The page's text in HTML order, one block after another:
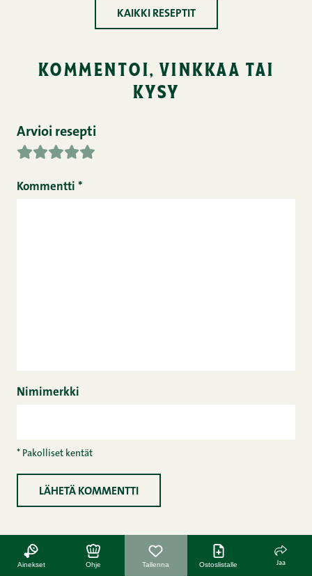
KAIKKI RESEPTIT
kommentoi, vinkkaa tai
kysy
Arvioi resepti
Kommentti *
Nimimerkki
* Pakolliset kentät
Ainekset Ohje Tallenna Ostoslistalle Jaa